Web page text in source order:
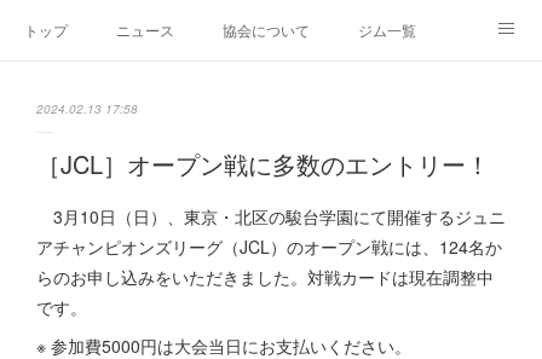
トップ ニュース 協会について ジム一覧
2024.02.13 17:58
［JCL］オープン戦に多数のエントリー！
3月10日（日）、東京・北区の駿台学園にて開催するジュニ
アチャンピオンズリーグ（JCL）のオープン戦には、124名か
らのお申し込みをいただきました。対戦カードは現在調整中
です。
※ 参加費5000円は大会当日にお支払いください。